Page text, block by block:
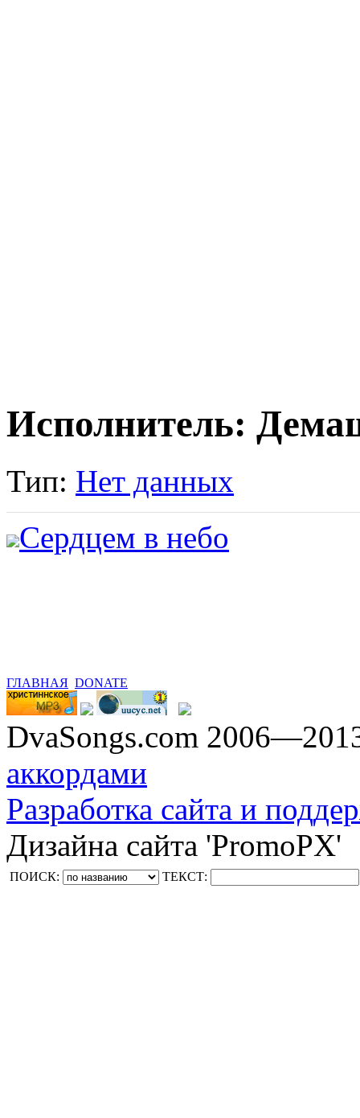
Исполнитель:
Тип: Нет данных
Сердцем в небо
ГЛАВНАЯ DONATE
DvaSongs.com
аккордами
Разработка сайта и
Дизайна сайта 'PromoPX'
ПОИСК: ТЕКСТ: